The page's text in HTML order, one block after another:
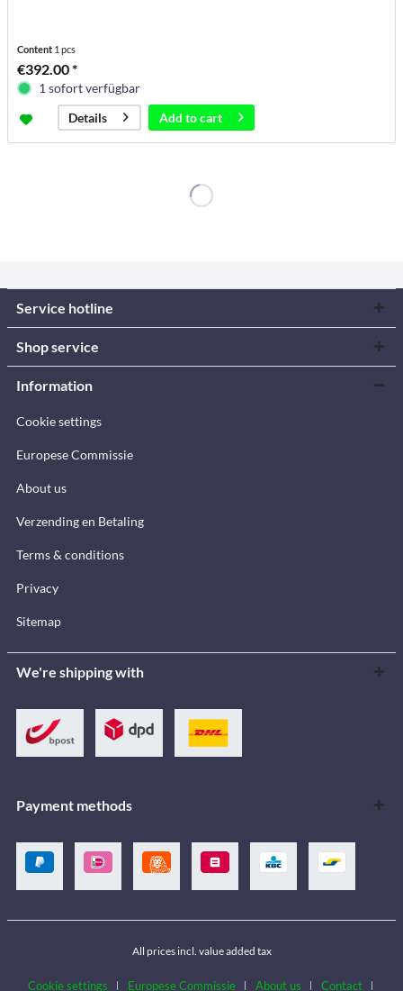
Content 1 pcs
€392.00 *
1 sofort verfügbar
Details
Add tocart
Service hotline
Shop service
Information
Cookie settings
Europese Commissie
About us
Verzending en Betaling
Terms & conditions
Privacy
Sitemap
We're shipping with
Payment methods
All prices incl. value added tax
Cookie settings Europese Commissie About us Contact